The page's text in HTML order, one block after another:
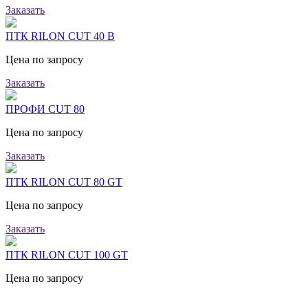
Заказать
ПТК RILON CUT 40 B
Цена по запросу
Заказать
ПРОФИ CUT 80
Цена по запросу
Заказать
ПТК RILON CUT 80 GT
Цена по запросу
Заказать
ПТК RILON CUT 100 GT
Цена по запросу